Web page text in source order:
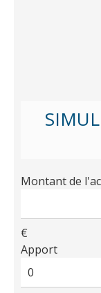
Montant de
€
Apport